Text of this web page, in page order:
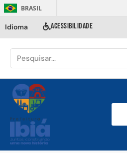
BRASIL
Idioma ACESSIBILIDADE